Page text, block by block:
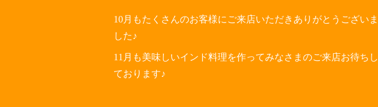
10月もたくさんのお客様にご来店いただきありがとうございま
した♪
11月も美味しいインド料理を作ってみなさまのご来店お待ちし
ております♪